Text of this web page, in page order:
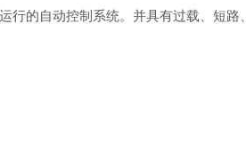
行的自动控制系统。并具有过载、短路